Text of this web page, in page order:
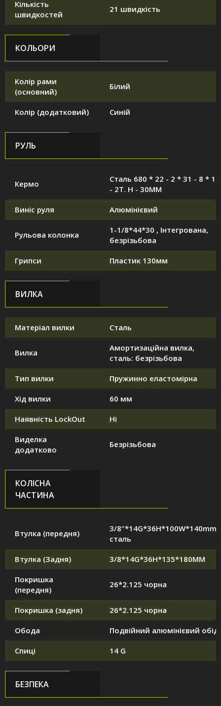
Кількість
швидкостей
21 швидкість
КОЛЬОРИ
Колір рами
(основний)
Білий
Колір (додатковий) Синій
РУЛЬ
Кермо
Сталь 680 * 22 - 2 * 31 - 8 * 1
- 2T. H - 30MM
Виніс руля Алюмінієвий
Рульова колонка
1-1/8*44*30 , Інтегрована,
безрізьбова
Грипси Пластик 130мм
ВИЛКА
Матеріал вилки Сталь
Вилка
Амортизаційна вилка,
сталь: безрізьбова
Тип вилки Пружинно еластомірна
Хід вилки 60 мм
Наявність LockOut Ні
Виделка
додатково
Безрізьбова
КОЛІСНА
ЧАСТИНА
Втулка (передня)
3/8"*14G*36H*100W*140mm,
сталь
Втулка (Задня) 3/8*14G*36H*135*180MM
Покришка
(передня)
26*2.125 чорна
Покришка (задня) 26*2.125 чорна
Обода Подвійний алюмінієвий обід
Спиці 14 G
БЕЗПЕКА